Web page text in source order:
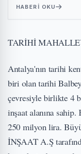
HABERI OKU
TARİHİ
Antalya'nın tarihi
biri olan tarihi
çevresiyle birlikte 4
inşaat alanına
250 milyon lira.
İNŞAAT A.Ş